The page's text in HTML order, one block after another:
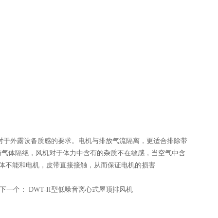
外露设备质感的要求。电机与排放气流隔离，更适合排除带
体隔绝，风机对于体力中含有的杂质不在敏感，当空气中含
不能和电机，皮带直接接触，从而保证电机的损害
下一个： DWT-II型低噪音离心式屋顶排风机